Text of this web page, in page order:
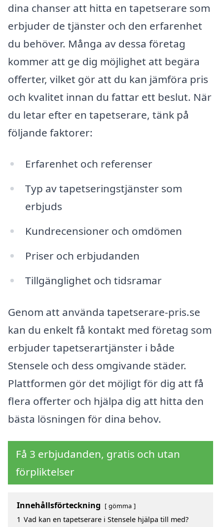
dina chanser att hitta en tapetserare som
erbjuder de tjänster och den erfarenhet
du behöver. Många av dessa företag
kommer att ge dig möjlighet att begära
offerter, vilket gör att du kan jämföra pris
och kvalitet innan du fattar ett beslut. När
du letar efter en tapetserare, tänk på
följande faktorer:
Erfarenhet och referenser
Typ av tapetseringstjänster som
erbjuds
Kundrecensioner och omdömen
Priser och erbjudanden
Tillgänglighet och tidsramar
Genom att använda tapetserare-pris.se
kan du enkelt få kontakt med företag som
erbjuder tapetserartjänster i både
Stensele och dess omgivande städer.
Plattformen gör det möjligt för dig att få
flera offerter och hjälpa dig att hitta den
bästa lösningen för dina behov.
Få 3 erbjudanden, gratis och utan
förpliktelser
Innehållsförteckning gömma
1 Vad kan en tapetserare i Stensele hjälpa till med?